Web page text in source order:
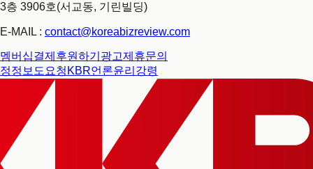
3층 3906호(서교동, 기린빌딩)
E-MAIL : contact@koreabizreview.com
멤버십결제 후원하기 광고제휴문의
정정보도요청 KBR언론윤리강령